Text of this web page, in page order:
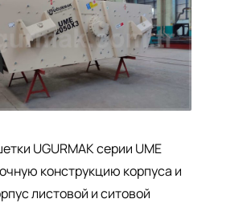
UGURMAK серии UME
конструкцию корпуса и
листовой и ситовой